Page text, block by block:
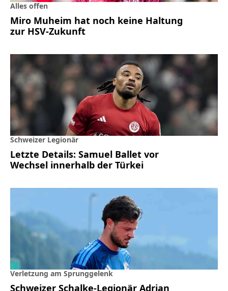
Alles offen
Miro Muheim hat noch keine Haltung
zur HSV-Zukunft
Schweizer Legionär
Letzte Details: Samuel Ballet vor
Wechsel innerhalb der Türkei
Verletzung am Sprunggelenk
Schweizer Schalke-Legionär Adrian